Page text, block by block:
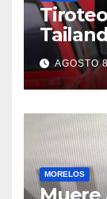
y más
AGOSTO
MORELOS